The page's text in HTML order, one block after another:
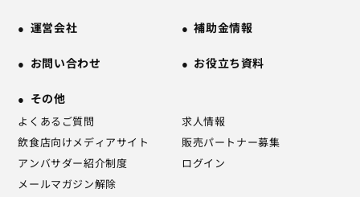
運営会社 補助金情報
お問い合わせ お役立ち資料
その他
よくあるご質問
求人情報
飲食店向けメディアサイト
販売パートナー募集
アンバサダー紹介制度
ログイン
メールマガジン解除